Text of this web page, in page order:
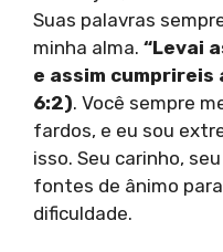
Suas palavras
minha alma. “Levai
e assim cumprireis
6:2). Você sempre
fardos, e eu sou
isso. Seu carinho,
fontes de ânimo
dificuldade.